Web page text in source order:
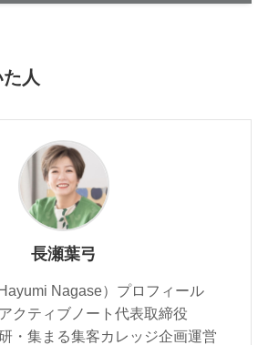
人
長瀬葉弓
Nagase）プロフィール
クティブノート代表取締役
・集まる集客カレッジ企画運営